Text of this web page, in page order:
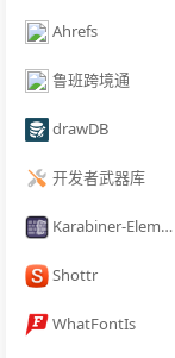
Ahrefs
鲁班跨境通
drawDB
开发者武器库
Karabiner-Elements
Shottr
WhatFontIs